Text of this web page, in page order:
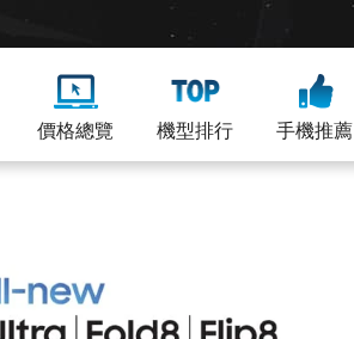
價格總覽 機型排行 手機推薦